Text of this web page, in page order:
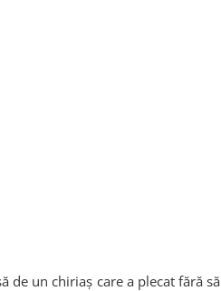
de un chiriaș care a plecat fără să